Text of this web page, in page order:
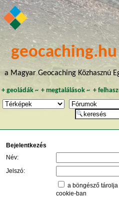
a Magyar Geocaching Közhasznú
+ geoládák~ +megtalálások ~ +
Bejelentkezés
Név:
Jelszó:
a böngésző
cookie-ban